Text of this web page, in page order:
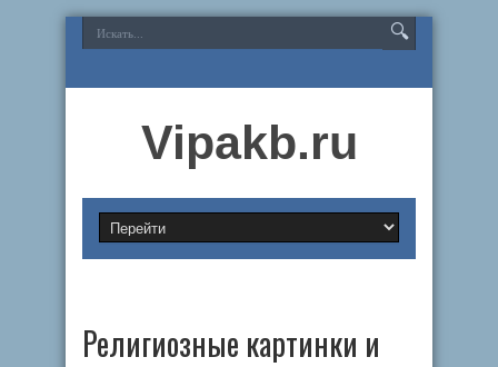
Vipakb.ru
Религиозные картинки и